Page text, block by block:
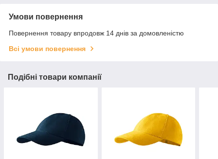
Умови повернення
Повернення товару впродовж 14 днів за домовленістю
Всі умови повернення
Подібні товари компанії